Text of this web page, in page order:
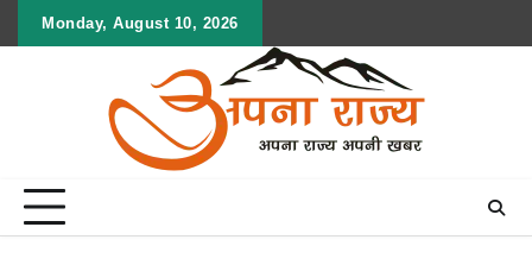
Monday, August 10, 2026